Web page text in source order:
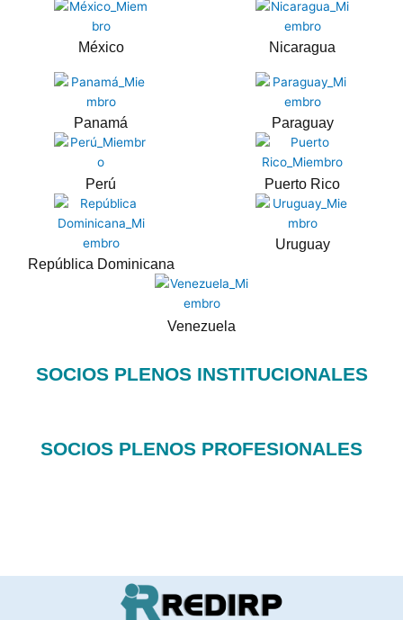
México Nicaragua
Panamá Paraguay
Perú Puerto Rico
República Dominicana
Uruguay
Venezuela
SOCIOS PLENOS INSTITUCIONALES
SOCIOS PLENOS PROFESIONALES